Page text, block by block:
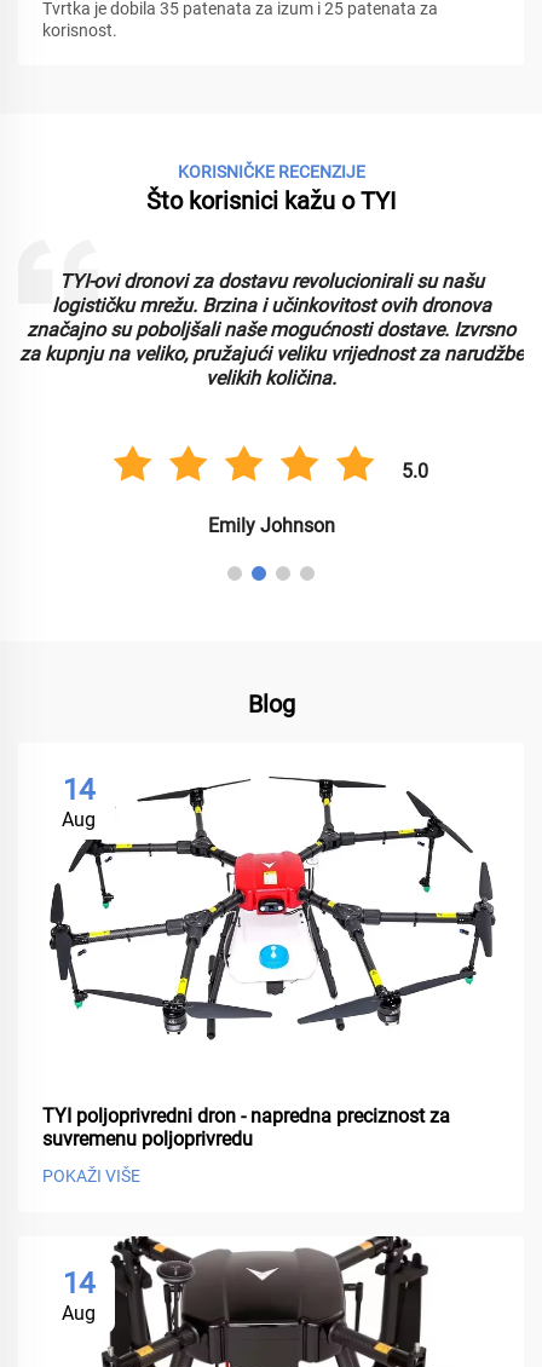
Tvrtka je dobila 35 patenata za izum i 25 patenata za
korisnost.
KORISNIČKE RECENZIJE
Što korisnici kažu o TYI
TYI-ovi dronovi za dostavu revolucionirali su našu
logističku mrežu. Brzina i učinkovitost ovih dronova
značajno su poboljšali naše mogućnosti dostave. Izvrsno
za kupnju na veliko, pružajući veliku vrijednost za narudžbe
velikih količina.
5.0
Emily Johnson
Blog
14
Aug
TYI poljoprivredni dron - napredna preciznost za
suvremenu poljoprivredu
POKAŽI VIŠE
14
Aug